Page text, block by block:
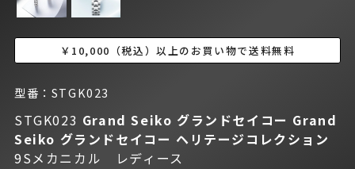
￥10,000（税込）以上のお買い物で送料無料
型番：STGK023
STGK023 Grand Seiko グランドセイコー Grand
Seiko グランドセイコー ヘリテージコレクション
9Sメカニカル レディース